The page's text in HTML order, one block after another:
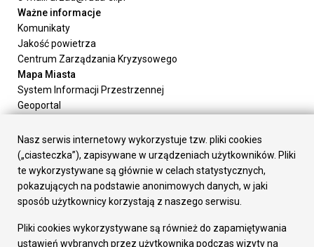
Ważne informacje
Komunikaty
Jakość powietrza
Centrum Zarządzania Kryzysowego
Mapa Miasta
System Informacji Przestrzennej
Geoportal
Załatw sprawę
Prezydent Miasta
Rada Miasta
Wydziały
Elektroniczna Skrzynka Podawcza
Gospodarka
Fundusze europejskie
Nasz serwis internetowy wykorzystuje tzw. pliki cookies
(„ciasteczka”), zapisywane w urządzeniach użytkowników. Pliki
te wykorzystywane są głównie w celach statystycznych,
pokazujących na podstawie anonimowych danych, w jaki
sposób użytkownicy korzystają z naszego serwisu.
Pliki cookies wykorzystywane są również do zapamiętywania
ustawień wybranych przez użytkownika podczas wizyty na